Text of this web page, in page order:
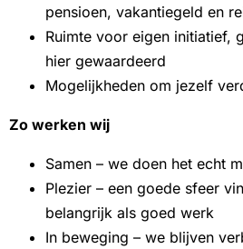
pensioen, vakantiegeld en
Ruimte voor eigen initiatief,
hier gewaardeerd
Mogelijkheden om jezelf
Zo werken wij
Samen – we doen het echt
Plezier – een goede sfeer
belangrijk als goed werk
In beweging – we blijven